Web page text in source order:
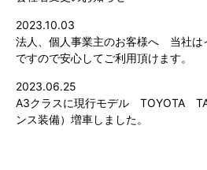
2023.10.03
法人、個人事業主のお客様へ 当社は
ですので安心してご利用頂けます。
2023.06.25
A3クラスに現行モデル TOYOTA
ンス装備）増車しました。